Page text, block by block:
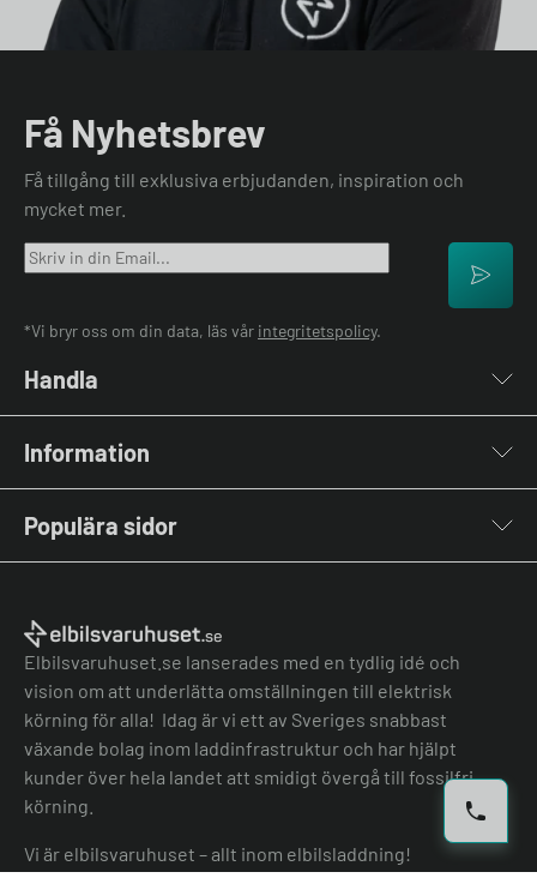
Få Nyhetsbrev
Få tillgång till exklusiva erbjudanden, inspiration och
mycket mer.
*Vi bryr oss om din data, läs vår integritetspolicy.
Handla
Laddkablar
Kabelhållare
Stolpar & Fästen
Portabla Laddare
Övriga tillbehör
Information
Kontakta oss
Vanliga frågor & svar
El-lexikon
Installation
Grön teknik bidrag
Lastbalansering
Köpvillkor
Köpvillkor batteri
Felanmälan
Hantera cookies
Populära sidor
Elbilsladdare företag
Laddbox bäst i test
Bilmärken
Jämför laddboxar
Jämför hembatterier
Elbilsvaruhuset.se lanserades med en tydlig idé och
vision om att underlätta omställningen till elektrisk
körning för alla! Idag är vi ett av Sveriges snabbast
växande bolag inom laddinfrastruktur och har hjälpt
kunder över hela landet att smidigt övergå till fossilfri
körning.
Vi är elbilsvaruhuset – allt inom elbilsladdning!